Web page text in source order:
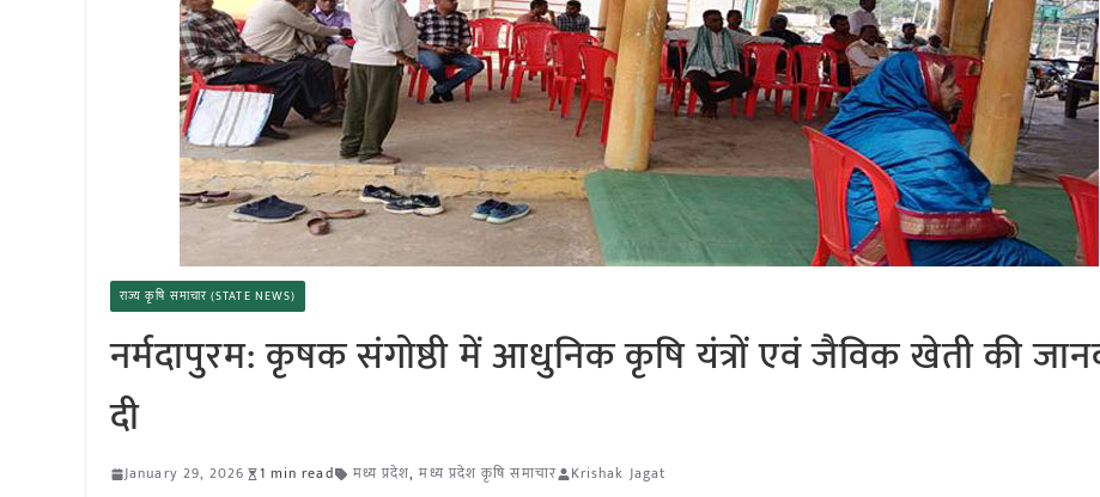
राज्य कृषि समाचार (STATE NEWS)
नर्मदापुरम: कृषक संगोष्ठी में आधुनिक कृषि यंत्रों एवं जैविक खेती की
दी
January 29, 2026 1 min read मध्य प्रदेश,मध्य प्रदेश कृषि समाचार Krishak Jagat